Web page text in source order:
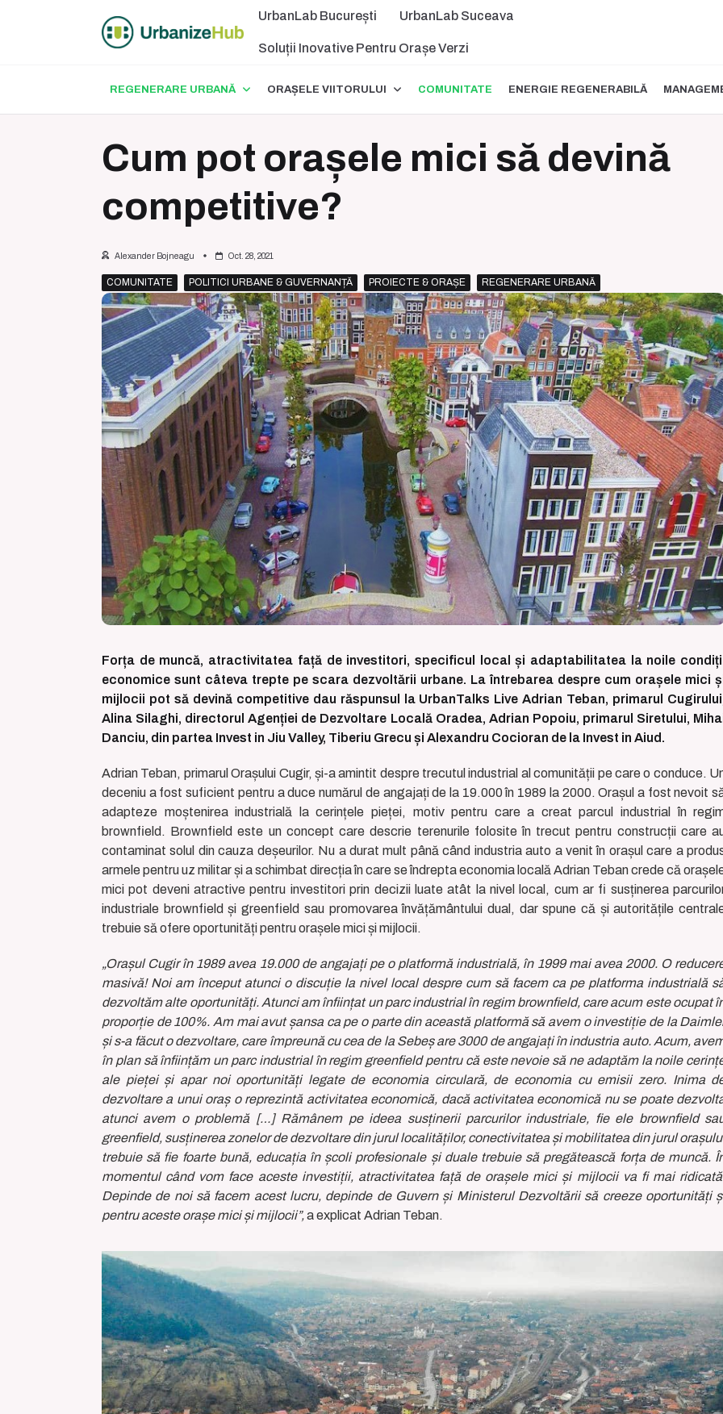
UrbanLab București UrbanLab Suceava
Soluții Inovative Pentru Orașe Verzi
REGENERARE URBANĂ ORAȘELE VIITORULUI COMUNITATE ENERGIE REGENERABILĂ
Cum pot orașele mici să devină
competitive?
Alexander Bojneagu Oct. 28, 2021
COMUNITATE POLITICI URBANE & GUVERNANȚĂ PROIECTE & ORAȘE REGENERARE URBANĂ
Forța de muncă, atractivitatea față de investitori, specificul local și adaptabilitatea la noile
economice sunt câteva trepte pe scara dezvoltării urbane. La întrebarea despre cum orașele mici
mijlocii pot să devină competitive dau răspunsul la UrbanTalks Live Adrian Teban, primarul
Alina Silaghi, directorul Agenției de Dezvoltare Locală Oradea, Adrian Popoiu, primarul Siretului,
Danciu, din partea Invest in Jiu Valley, Tiberiu Grecu și Alexandru Cocioran de la Invest in Aiud.
Adrian Teban, primarul Orașului Cugir, și-a amintit despre trecutul industrial al comunității pe care o conduce.
deceniu a fost suficient pentru a duce numărul de angajați de la 19.000 în 1989 la 2000. Orașul a fost nevoit
adapteze moștenirea industrială la cerințele pieței, motiv pentru care a creat parcul industrial în
brownfield. Brownfield este un concept care descrie terenurile folosite în trecut pentru construcții care
contaminat solul din cauza deșeurilor. Nu a durat mult până când industria auto a venit în orașul care a
armele pentru uz militar și a schimbat direcția în care se îndrepta economia locală Adrian Teban crede că
mici pot deveni atractive pentru investitori prin decizii luate atât la nivel local, cum ar fi susținerea
industriale brownfield și greenfield sau promovarea învățământului dual, dar spune că și autoritățile
trebuie să ofere oportunități pentru orașele mici și mijlocii.
„Orașul Cugir în 1989 avea 19.000 de angajați pe o platformă industrială, în 1999 mai avea 2000. O
masivă! Noi am început atunci o discuție la nivel local despre cum să facem ca pe platforma industrială
dezvoltăm alte oportunități. Atunci am înființat un parc industrial în regim brownfield, care acum este ocupat
proporție de 100%. Am mai avut șansa ca pe o parte din această platformă să avem o investiție de la
și s-a făcut o dezvoltare, care împreună cu cea de la Sebeș are 3000 de angajați în industria auto. Acum,
în plan să înființăm un parc industrial în regim greenfield pentru că este nevoie să ne adaptăm la noile
ale pieței și apar noi oportunități legate de economia circulară, de economia cu emisii zero. Inima
dezvoltare a unui oraș o reprezintă activitatea economică, dacă activitatea economică nu se poate
atunci avem o problemă […] Rămânem pe ideea susținerii parcurilor industriale, fie ele brownfield
greenfield, susținerea zonelor de dezvoltare din jurul localităților, conectivitatea și mobilitatea din jurul
trebuie să fie foarte bună, educația în școli profesionale și duale trebuie să pregătească forța de muncă.
momentul când vom face aceste investiții, atractivitatea față de orașele mici și mijlocii va fi mai
Depinde de noi să facem acest lucru, depinde de Guvern și Ministerul Dezvoltării să creeze oportunități
pentru aceste orașe mici și mijlocii”,a explicat Adrian Teban.